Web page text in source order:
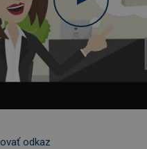
odkaz